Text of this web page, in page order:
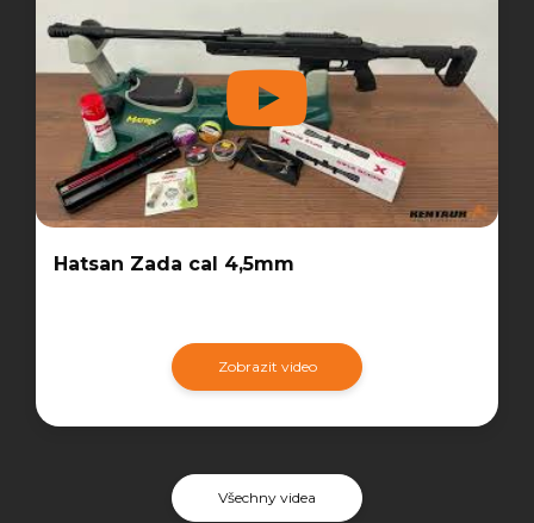
Hatsan Zada cal 4,5mm
Zobrazit video
Všechny videa